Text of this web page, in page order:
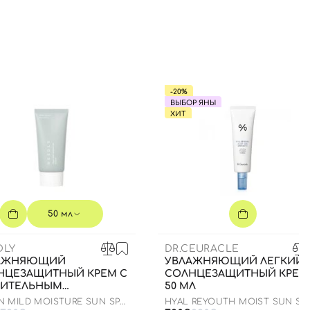
50 мл
КРЕМ С
50 МЛ
MILD MOISTURE SUN SPF
-20%
ВЫБОР ЯНЫ
ХИТ
DR.CEURACLE
УВЛАЖНЯЮЩИЙ ЛЕГКИЙ
СОЛНЦЕЗАЩИТНЫЙ КРЕМ,
50 МЛ
HYAL REYOUTH MOIST SUN